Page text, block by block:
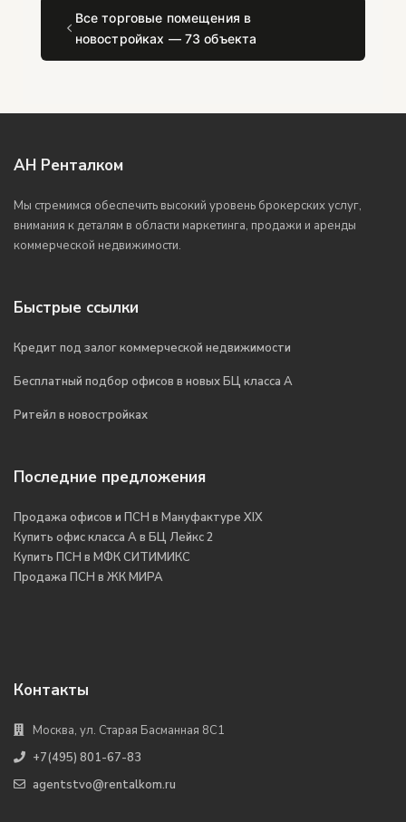
Все торговые помещения в
новостройках — 73 объекта
АН Ренталком
Мы стремимся обеспечить высокий уровень брокерских услуг,
внимания к деталям в области маркетинга, продажи и аренды
коммерческой недвижимости.
Быстрые ссылки
Кредит под залог коммерческой недвижимости
Бесплатный подбор офисов в новых БЦ класса А
Ритейл в новостройках
Последние предложения
Продажа офисов и ПСН в Мануфактуре XIX
Купить офис класса А в БЦ Лейкс 2
Купить ПСН в МФК СИТИМИКС
Продажа ПСН в ЖК МИРА
Контакты
Москва, ул. Старая Басманная 8С1
+7(495) 801-67-83
agentstvo@rentalkom.ru